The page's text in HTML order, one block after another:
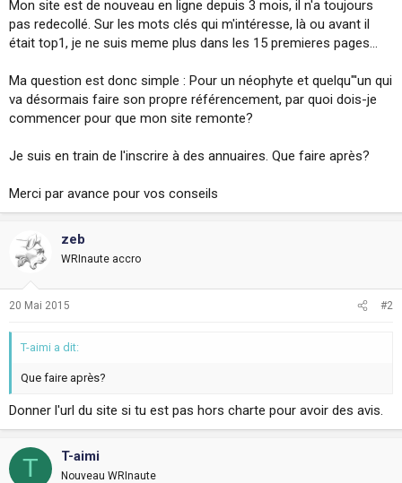
Mon site est de nouveau en ligne depuis 3 mois, il n'a toujours
pas redecollé. Sur les mots clés qui m'intéresse, là ou avant il
était top1, je ne suis meme plus dans les 15 premieres pages...
Ma question est donc simple : Pour un néophyte et quelqu"'un qui
va désormais faire son propre référencement, par quoi dois-je
commencer pour que mon site remonte?
Je suis en train de l'inscrire à des annuaires. Que faire après?
Merci par avance pour vos conseils
zeb
WRInaute accro
20 Mai 2015 #2
T-aimi a dit:
Que faire après?
Donner l'url du site si tu est pas hors charte pour avoir des avis.
T T-aimi
Nouveau WRInaute